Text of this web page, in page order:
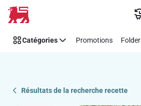
Passer
Recipe
Details
Catégories Promotions Folder
Résultats de la recherche recette